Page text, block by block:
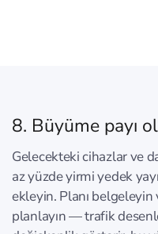
8. Büyüme payı
Gelecekteki cihazlar ve
az yüzde yirmi yedek
ekleyin. Planı
planlayın — trafik